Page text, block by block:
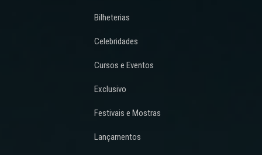
Bilheterias
Celebridades
Cursos e Eventos
Exclusivo
Festivais e Mostras
Lançamentos